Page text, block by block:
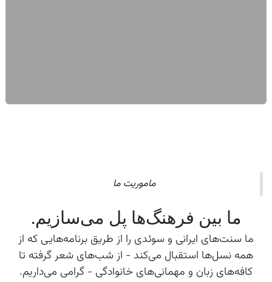
ماموریت ما
ما بین فرهنگ‌ها پل می‌سازیم.
ما سنت‌های ایرانی و سوئدی را از طریق برنامه‌هایی که از
همه نسل‌ها استقبال می‌کند - از شب‌های شعر گرفته تا
کافه‌های زبان و مهمانی‌های خانوادگی - گرامی می‌داریم.